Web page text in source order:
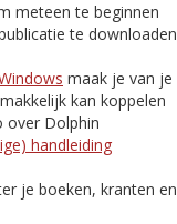
meteen te beginnen
te downloaden
maak je van je
kan koppelen
over Dolphin
handleiding
je boeken, kranten en